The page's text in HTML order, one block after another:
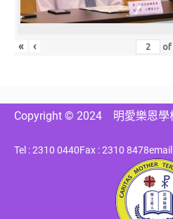
« ‹
Copyright © 2024 明愛樂恩學
Tel : 2310 0440Fax : 2310 8478